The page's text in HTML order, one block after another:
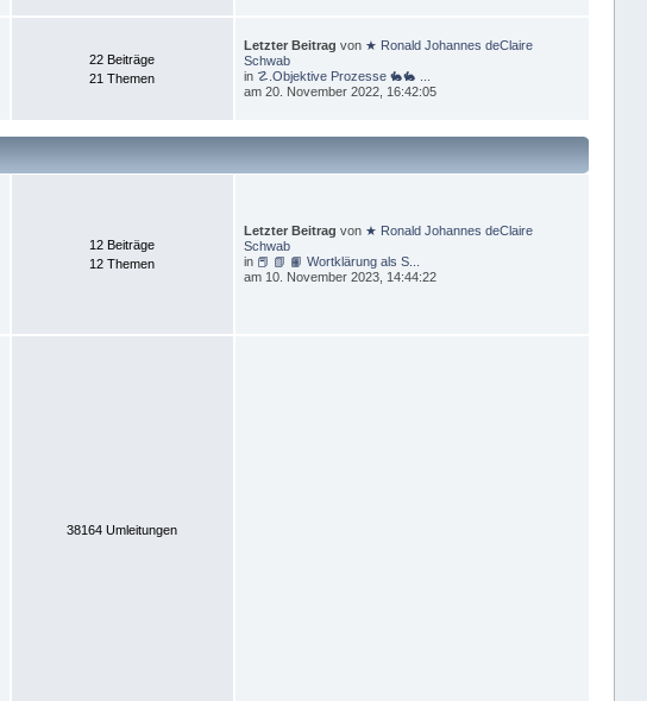
22 Beiträge
21 Themen
Letzter Beitrag von ★ Ronald Johannes deClaire
Schwab
in ☡.Objektive Prozesse 🐇🐇 ...
am 20. November 2022, 16:42:05
12 Beiträge
12 Themen
Letzter Beitrag von ★ Ronald Johannes deClaire
Schwab
in 📕 📗 📙 Wortklärung als S...
am 10. November 2023, 14:44:22
38164 Umleitungen